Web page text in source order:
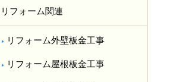
リフォーム関連
リフォーム外壁板金工事
リフォーム屋根板金工事